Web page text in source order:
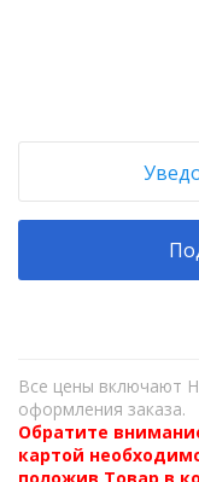
Все цены включают
оформления заказа.
Обратите
картой